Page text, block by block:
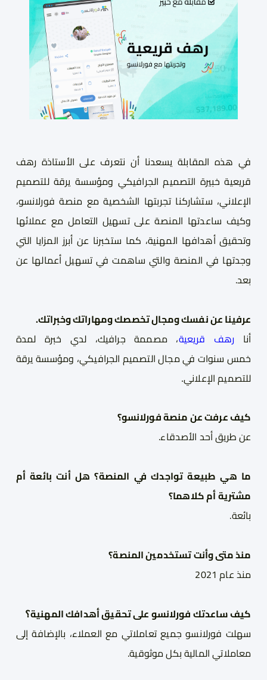
في هذه المقابلة يسعدنا أن نتعرف على الأستاذة رهف
قريعية خبيرة التصميم الجرافيكي ومؤسسة يرقة للتصميم
الإعلاني، ستشاركناتجربتها الشخصية مع منصة فورلانسو،
وكيف ساعدتها المنصة على تسهيل التعامل مع عملائها
وتحقيق أهدافها المهنية، كما ستخبرنا عن أبرز المزايا التي
وجدتها في المنصة والتي ساهمت في تسهيل أعمالها عن
بعد.
عرفينا عننفسكومجال تخصصك ومهاراتك وخبراتك.
أنا رهف قريعية، مصممة جرافيك، لدي خبرة لمدة
خمس سنوات في مجال التصميم الجرافيكي، ومؤسسة يرقة
للتصميم الإعلاني.
كيف عرفت عن منصة فورلانسو؟
عن طريق أحد الأصدقاء.
ما هي طبيعة تواجدك في المنصة؟ هل أنت بائعةأم
مشتريةأم كلاهما؟
بائعة.
منذ متى وأنت تستخدمين المنصة؟
منذ عام 2021
كيف ساعدتك فورلانسو على تحقيق أهدافك المهنية؟
سهلت فورلانسو جميع تعاملاتي مع العملاء، بالإضافة إلى
معاملاتي المالية بكل موثوقية.